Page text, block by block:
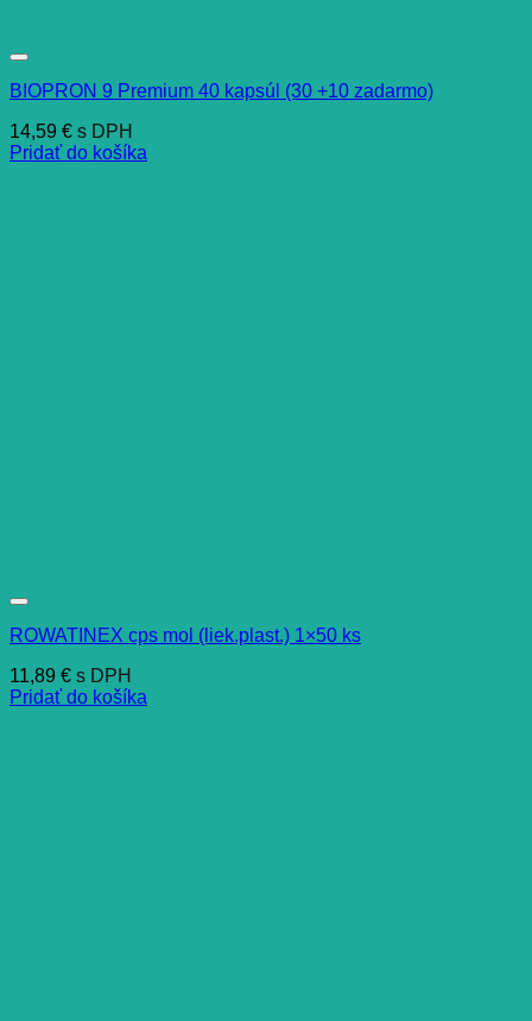
BIOPRON 9 Premium 40 kapsúl (30 +10 zadarmo)
14,59 € s DPH
Pridať do košíka
ROWATINEX cps mol (liek.plast.) 1×50 ks
11,89 € s DPH
Pridať do košíka